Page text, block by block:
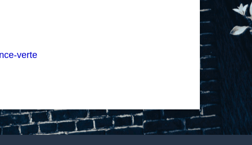
verte